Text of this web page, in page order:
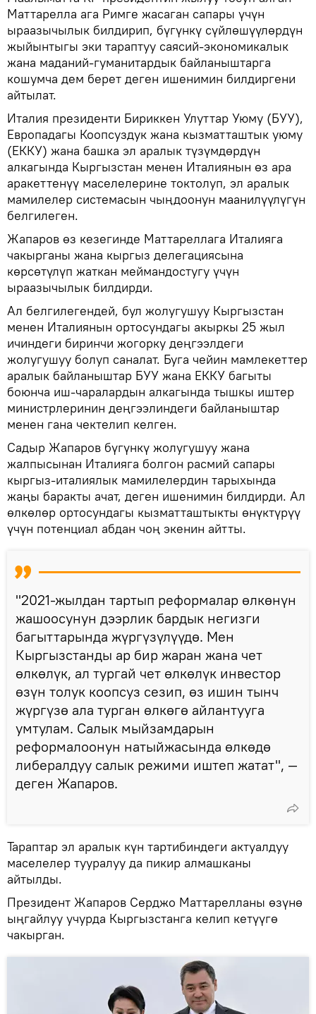
Маттарелла ага Римге жасаган сапары үчүн
ыраазычылык билдирип, бүгүнкү сүйлөшүүлөрдүн
жыйынтыгы эки тараптуу саясий-экономикалык
жана маданий-гуманитардык байланыштарга
кошумча дем берет деген ишенимин билдиргени
айтылат.
Италия президенти Бириккен Улуттар Уюму (БУУ),
Европадагы Коопсуздук жана кызматташтык уюму
(ЕККУ) жана башка эл аралык түзүмдөрдүн
алкагында Кыргызстан менен Италиянын өз ара
аракеттенүү маселелерине токтолуп, эл аралык
мамилелер системасын чыңдоонун маанилүүлүгүн
белгилеген.
Жапаров өз кезегинде Маттареллага Италияга
чакырганы жана кыргыз делегациясына
көрсөтүлүп жаткан меймандостугу үчүн
ыраазычылык билдирди.
Ал белгилегендей, бул жолугушуу Кыргызстан
менен Италиянын ортосундагы акыркы 25 жыл
ичиндеги биринчи жогорку деңгээлдеги
жолугушуу болуп саналат. Буга чейин мамлекеттер
аралык байланыштар БУУ жана ЕККУ багыты
боюнча иш-чаралардын алкагында тышкы иштер
министрлеринин деңгээлиндеги байланыштар
менен гана чектелип келген.
Садыр Жапаров бүгүнкү жолугушуу жана
жалпысынан Италияга болгон расмий сапары
кыргыз-италиялык мамилелердин тарыхында
жаңы баракты ачат, деген ишенимин билдирди. Ал
өлкөлөр ортосундагы кызматташтыкты өнүктүрүү
үчүн потенциал абдан чоң экенин айтты.
"2021-жылдан тартып реформалар өлкөнүн
жашоосунун дээрлик бардык негизги
багыттарында жүргүзүлүүдө. Мен
Кыргызстанды ар бир жаран жана чет
өлкөлүк, ал тургай чет өлкөлүк инвестор
өзүн толук коопсуз сезип, өз ишин тынч
жүргүзө ала турган өлкөгө айлантууга
умтулам. Салык мыйзамдарын
реформалоонун натыйжасында өлкөдө
либералдуу салык режими иштеп жатат", —
деген Жапаров.
Тараптар эл аралык күн тартибиндеги актуалдуу
маселелер тууралуу да пикир алмашканы
айтылды.
Президент Жапаров Серджо Маттарелланы өзүнө
ыңгайлуу учурда Кыргызстанга келип кетүүгө
чакырган.